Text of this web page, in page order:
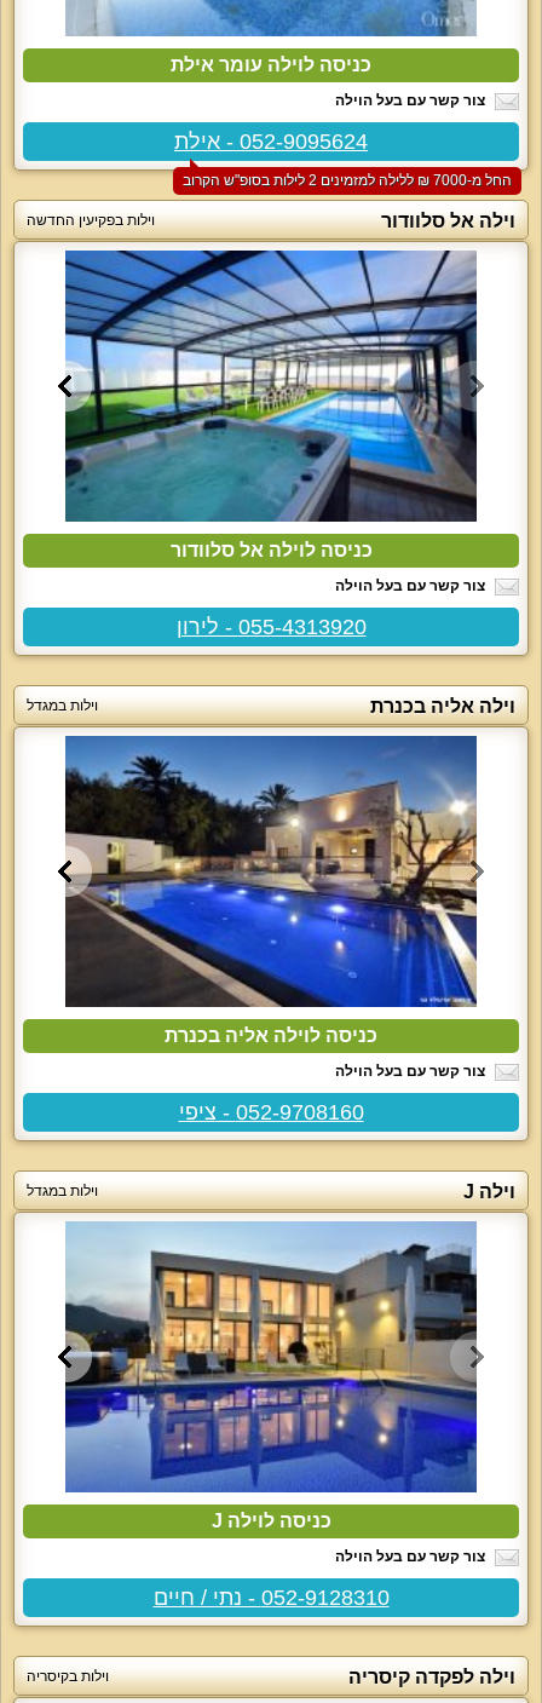
כניסה לוילה עומר אילת
צור קשר עם בעל הוילה
052-9095624 - אילת
החל מ-‏7000 ₪ ללילה למזמינים 2 לילות בסופ"ש הקרוב
וילה אל סלוודור וילות בפקיעין החדשה
כניסה לוילה אל סלוודור
צור קשר עם בעל הוילה
055-4313920 - לירון
וילה אליה בכנרת וילות במגדל
כניסה לוילה אליה בכנרת
צור קשר עם בעל הוילה
052-9708160 - ציפי
וילה J וילות במגדל
כניסה לוילה J
צור קשר עם בעל הוילה
052-9128310 - נתי / חיים
וילה לפקדה קיסריה וילות בקיסריה